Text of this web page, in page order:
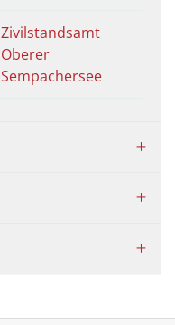
Zivilstandsamt
Oberer
Sempachersee